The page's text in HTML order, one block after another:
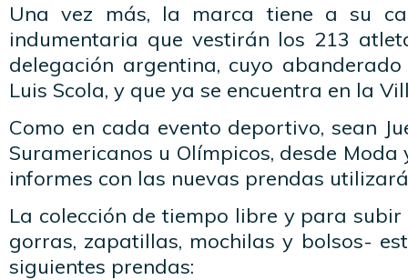
Una vez más, la marca tiene a su
indumentaria que vestirán los 213
delegación argentina, cuyo
Luis Scola, y que ya se encuentra en la
Como en cada evento deportivo, sean
Suramericanos u Olímpicos, desde
informes con las nuevas prendas
La colección de tiempo libre y para
gorras, zapatillas, mochilas y bolsos-
siguientes prendas: